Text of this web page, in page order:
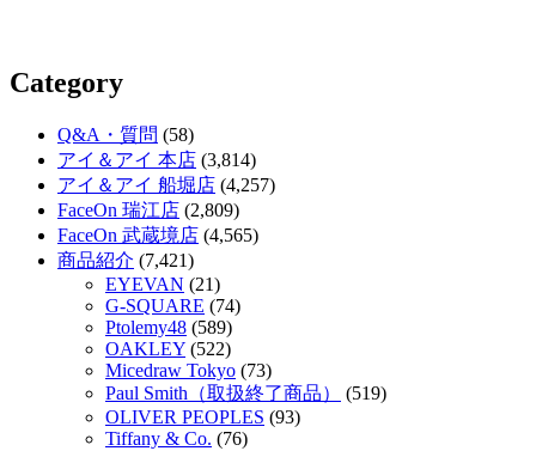
Category
Q&A・質問 (58)
アイ＆アイ 本店 (3,814)
アイ＆アイ 船堀店 (4,257)
FaceOn 瑞江店 (2,809)
FaceOn 武蔵境店 (4,565)
商品紹介 (7,421)
EYEVAN (21)
G-SQUARE (74)
Ptolemy48 (589)
OAKLEY (522)
Micedraw Tokyo (73)
Paul Smith（取扱終了商品）
(519)
OLIVER PEOPLES (93)
Tiffany & Co. (76)